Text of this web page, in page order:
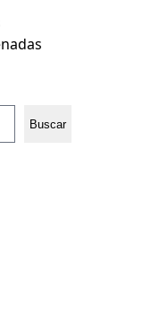
Buscar